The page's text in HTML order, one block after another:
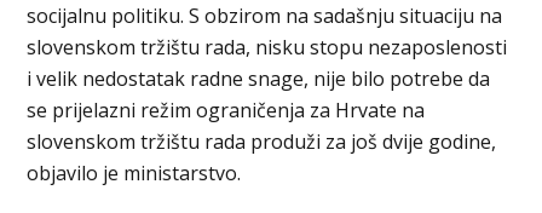
socijalnu politiku. S obzirom na sadašnju situaciju na
slovenskom tržištu rada, nisku stopu nezaposlenosti
i velik nedostatak radne snage, nije bilo potrebe da
se prijelazni režim ograničenja za Hrvate na
slovenskom tržištu rada produži za još dvije godine,
objavilo je ministarstvo.